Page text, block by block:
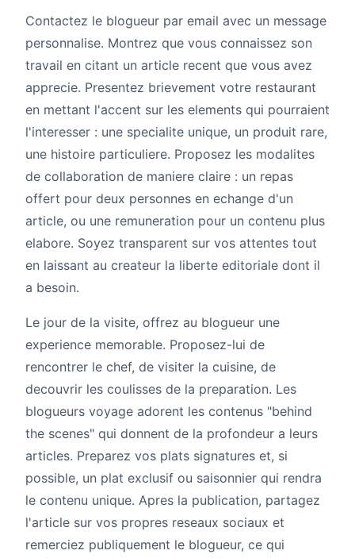
Contactez le blogueur par email avec un message
personnalise. Montrez que vous connaissez son
travail en citant un article recent que vous avez
apprecie. Presentez brievement votre restaurant
en mettant l'accent sur les elements qui pourraient
l'interesser : une specialite unique, un produit rare,
une histoire particuliere. Proposez les modalites
de collaboration de maniere claire : un repas
offert pour deux personnes en echange d'un
article, ou une remuneration pour un contenu plus
elabore. Soyez transparent sur vos attentes tout
en laissant au createur la liberte editoriale dont il
a besoin.
Le jour de la visite, offrez au blogueur une
experience memorable. Proposez-lui de
rencontrer le chef, de visiter la cuisine, de
decouvrir les coulisses de la preparation. Les
blogueurs voyage adorent les contenus "behind
the scenes" qui donnent de la profondeur a leurs
articles. Preparez vos plats signatures et, si
possible, un plat exclusif ou saisonnier qui rendra
le contenu unique. Apres la publication, partagez
l'article sur vos propres reseaux sociaux et
remerciez publiquement le blogueur, ce qui